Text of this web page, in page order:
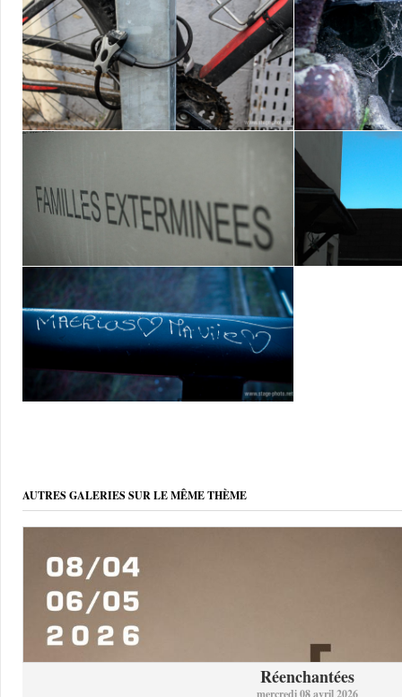
AUTRES GALERIES SUR LE MÊME THÈME
Réenchantées
mercredi 08 avril 2026